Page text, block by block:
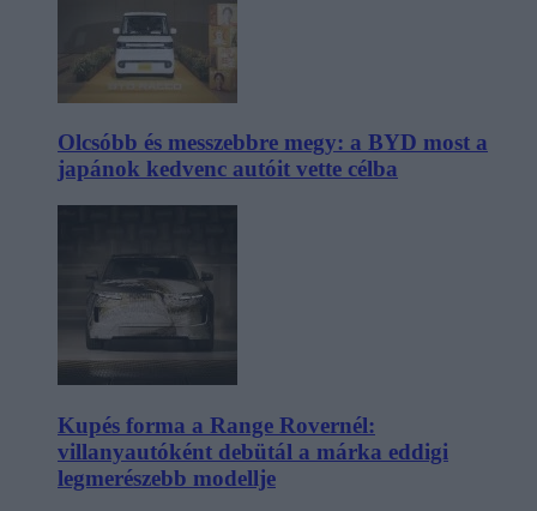
Olcsóbb és messzebbre megy: a BYD most a
japánok kedvenc autóit vette célba
Kupés forma a Range Rovernél:
villanyautóként debütál a márka eddigi
legmerészebb modellje